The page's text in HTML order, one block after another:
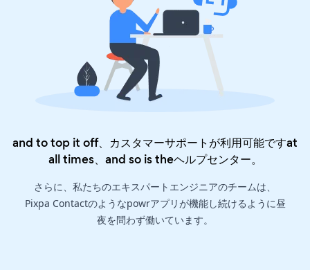
and to top it off、カスタマーサポートが利用可能ですat
all times、and so is theヘルプセンター。
さらに、私たちのエキスパートエンジニアのチームは、
Pixpa Contactのようなpowrアプリが機能し続けるように昼
夜を問わず働いています。